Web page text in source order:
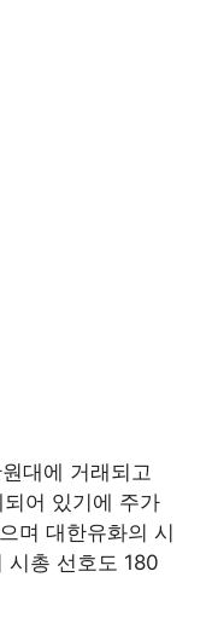
대에 거래되고
어 있기에 주가
며 대한유화의 시
시총 선호도 180